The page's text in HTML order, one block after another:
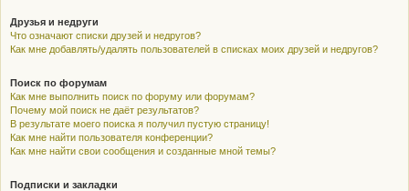
Друзья и недруги
Что означают списки друзей и недругов?
Как мне добавлять/удалять пользователей в списках моих друзей и недругов?
Поиск по форумам
Как мне выполнить поиск по форуму или форумам?
Почему мой поиск не даёт результатов?
В результате моего поиска я получил пустую страницу!
Как мне найти пользователя конференции?
Как мне найти свои сообщения и созданные мной темы?
Подписки и закладки